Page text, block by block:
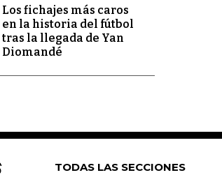
Los fichajes más caros
en la historia del fútbol
tras la llegada de Yan
Diomandé
TODAS LAS SECCIONES